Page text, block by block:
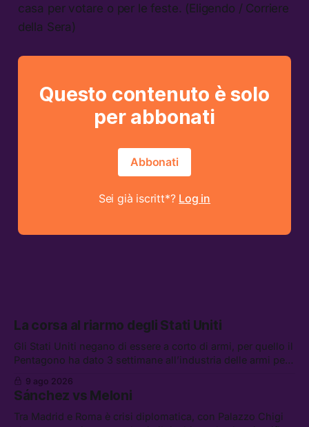
casa per votare o per le feste. (Eligendo / Corriere
della Sera)
Questo contenuto è solo
per abbonati
Abbonati
Sei già iscritt*? Log in
La corsa al riarmo degli Stati Uniti
Gli Stati Uniti negano di essere a corto di armi, per quello il
Pentagono ha dato 3 settimane all’industria delle armi per
continuerà ad usare i servizi di Palantir, la protesta contro
La Russa, e la centrale elettrica di Amazon in Texas
9 ago 2026
Sánchez vs Meloni
Tra Madrid e Roma è crisi diplomatica, con Palazzo Chigi